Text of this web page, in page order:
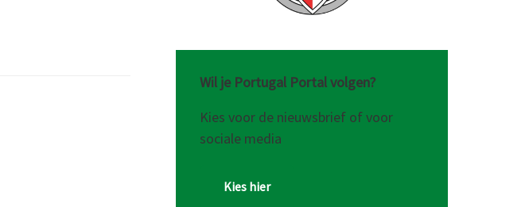
Wil je Portugal Portal volgen?
Kies voor de nieuwsbrief of voor
sociale media
Kies hier